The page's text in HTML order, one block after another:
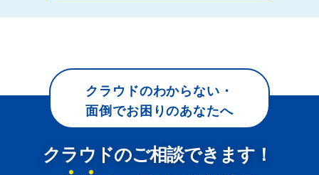
クラウドのわからない・
面倒でお困りのあなたへ
クラウドのご相談できます！